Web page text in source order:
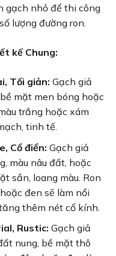
gạch nhỏ để thi công
lượng đường ron.
kế Chung:
Tối giản: Gạch giả
mặt men bóng hoặc
trắng hoặc xám
tinh tế.
Cổ điển: Gạch giả
màu nâu đất, hoặc
sần, loang màu. Ron
đen sẽ làm nổi
thêm nét cổ kính.
Rustic: Gạch giả
nung, bề mặt thô